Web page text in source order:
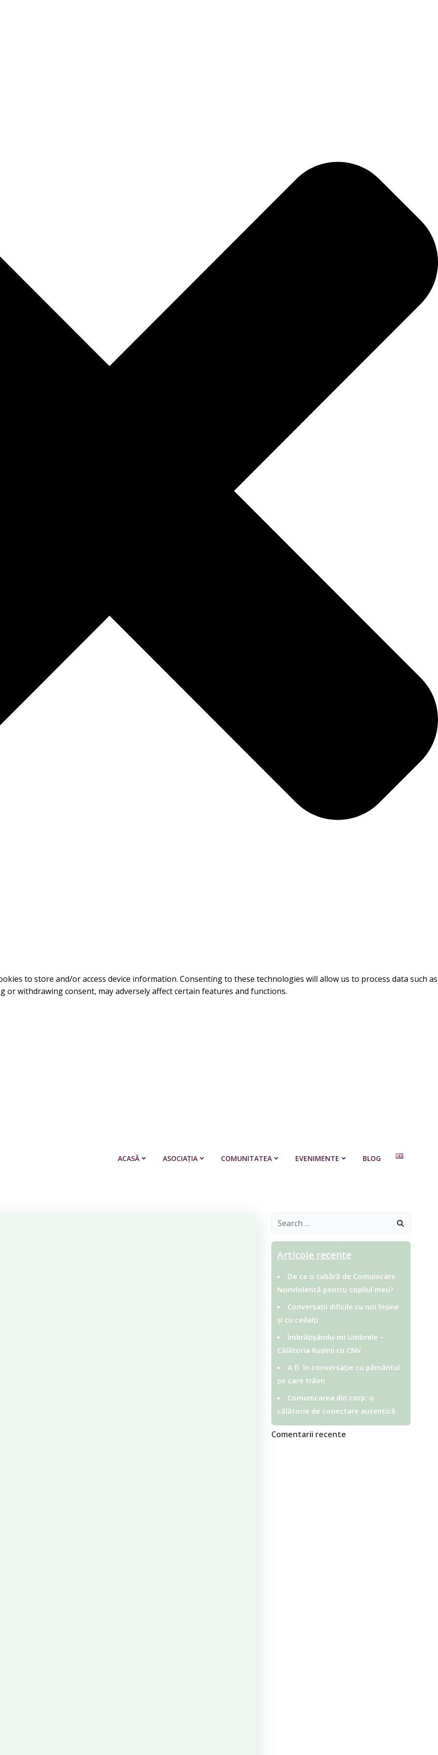
to store and/or access device information. Consenting to these technologies will allow us to process data such as
withdrawing consent, may adversely affect certain features and functions.
ACASĂ ASOCIAȚIA COMUNITATEA EVENIMENTE BLOG
Search
Articole recente
De ce o tabără de Comunicare
Nonviolentă pentru copilul meu?
Conversații dificile cu noi înșine
și cu ceilalți
Îmbrățișându-mi Umbrele –
Călătoria Rușinii cu CNV
A fi în conversație cu pământul
pe care trăim
Comunicarea din corp: o
călătorie de conectare autentică
Comentarii recente